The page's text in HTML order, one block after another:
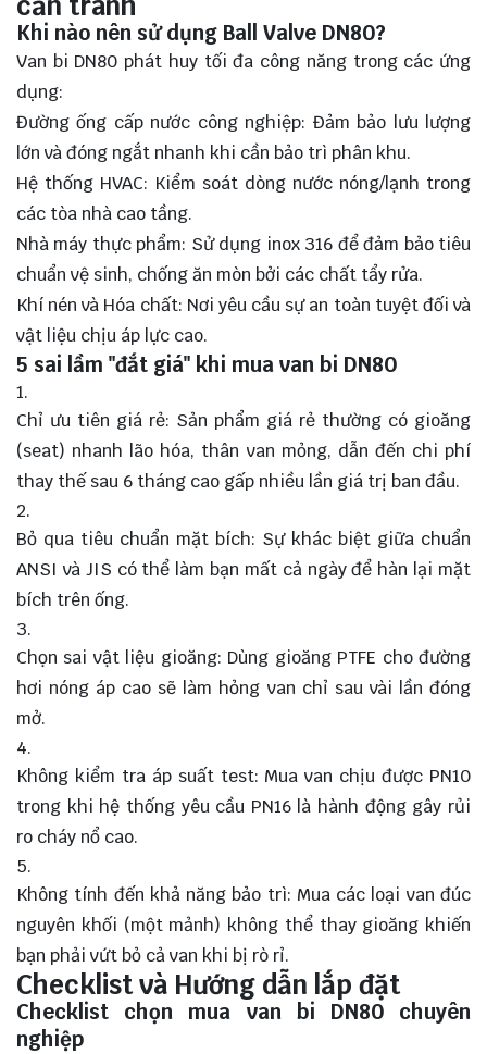
Khi nào nên sử dụng Ball Valve DN80?
Van bi DN80 phát huy tối đa công năng trong các ứng
dụng:
Đường ống cấp nước công nghiệp: Đảm bảo lưu lượng
lớn và đóng ngắt nhanh khi cần bảo trì phân khu.
Hệ thống HVAC: Kiểm soát dòng nước nóng/lạnh trong
các tòa nhà cao tầng.
Nhà máy thực phẩm: Sử dụng inox 316 để đảm bảo tiêu
chuẩn vệ sinh, chống ăn mòn bởi các chất tẩy rửa.
Khí nén và Hóa chất: Nơi yêu cầu sự an toàn tuyệt đối và
vật liệu chịu áp lực cao.
5 sai lầm "đắt giá" khi mua van bi DN80
Chỉ ưu tiên giá rẻ: Sản phẩm giá rẻ thường có gioăng
(seat) nhanh lão hóa, thân van mỏng, dẫn đến chi phí
thay thế sau 6 tháng cao gấp nhiều lần giá trị ban đầu.
Bỏ qua tiêu chuẩn mặt bích: Sự khác biệt giữa chuẩn
ANSI và JIS có thể làm bạn mất cả ngày để hàn lại mặt
bích trên ống.
Chọn sai vật liệu gioăng: Dùng gioăng PTFE cho đường
hơi nóng áp cao sẽ làm hỏng van chỉ sau vài lần đóng
mở.
Không kiểm tra áp suất test: Mua van chịu được PN10
trong khi hệ thống yêu cầu PN16 là hành động gây rủi
ro cháy nổ cao.
Không tính đến khả năng bảo trì: Mua các loại van đúc
nguyên khối (một mảnh) không thể thay gioăng khiến
bạn phải vứt bỏ cả van khi bị rò rỉ.
Checklist và Hướng dẫn lắp đặt
Checklist chọn mua van bi DN80 chuyên
nghiệp